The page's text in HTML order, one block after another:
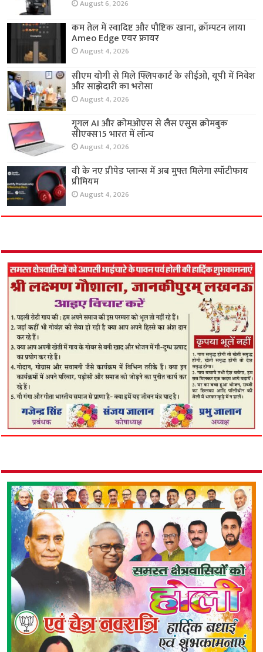
August 6, 2026
कम तेल में स्वादिष्ट और पौष्टिक खाना, क्रॉम्पटन लाया
Ameo Edge एयर फ्रायर
August 4, 2026
सीएम योगी से मिले फ्लिपकार्ट के सीईओ, यूपी में निवेश
और साझेदारी का भरोसा
August 4, 2026
गूगल AI और क्रोमओएस से लैस एसुस क्रोमबुक
सीएक्स15 भारत में लॉन्च
August 4, 2026
वी के नए प्रीपेड प्लान्स में अब मुफ्त मिलेगा स्पॉटीफाय
प्रीमियम
August 4, 2026